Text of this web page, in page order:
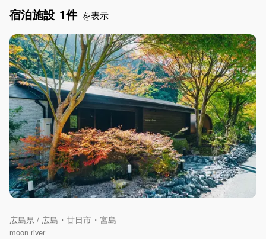
グリーンツーリズム
アメニティ
宿泊施設 1件 を表示
広島県 / 広島・廿日市・宮島
moon river